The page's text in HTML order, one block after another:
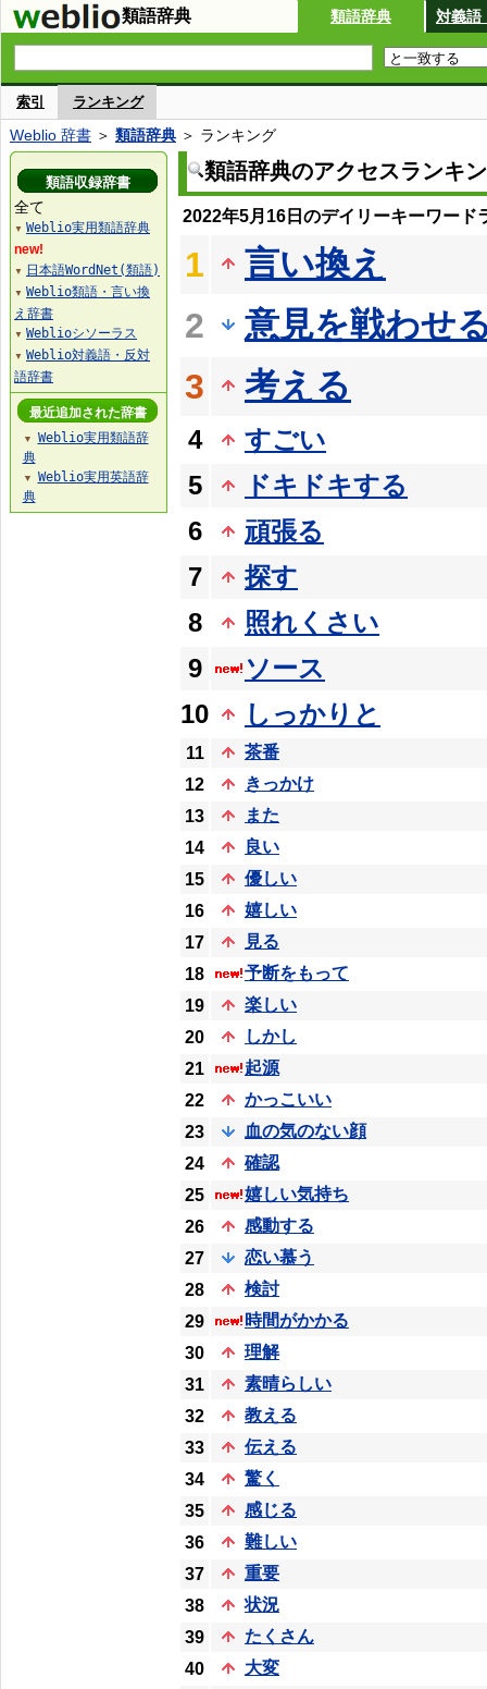
類語辞典 類語辞典 対義語
索引 ランキング
Weblio 辞書 ＞ 類語辞典 ＞ ランキング
類語辞典のアクセスランキ
2022年5月16日のデイリーキーワード
1
言い換え
2
意見を戦わせ
3
考える
4
すごい
5
ドキドキする
6
頑張る
7
探す
8
照れくさい
9
ソース
10
しっかりと
11
茶番
12
きっかけ
13
また
14
良い
15
優しい
16
嬉しい
17
見る
18
予断をもって
19
楽しい
20
しかし
21
起源
22
かっこいい
23
血の気のない顔
24
確認
25
嬉しい気持ち
26
感動する
27
恋い慕う
28
検討
29
時間がかかる
30
理解
31
素晴らしい
32
教える
33
伝える
34
驚く
35
感じる
36
難しい
37
重要
38
状況
39
たくさん
40
大変
類語収録辞書
全て
▼ Weblio実用類語辞典
new!
▼ 日本語WordNet(類語)
▼ Weblio類語・言い換
え辞書
▼ Weblioシソーラス
▼ Weblio対義語・反対
語辞書
最近追加された辞書
▼
Weblio実用類語辞
典
▼
Weblio実用英語辞
典